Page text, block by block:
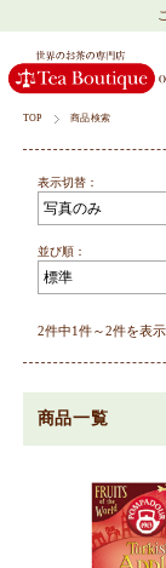
TOP 商品検索
表示切替：
並び順：
2件中1件～2件を表示
商品一覧